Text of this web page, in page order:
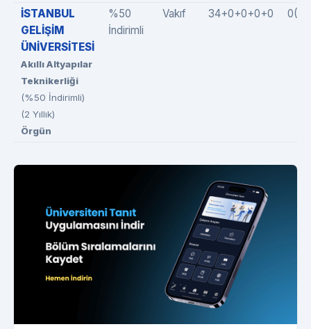
İSTANBUL
GELİŞİM
ÜNİVERSİTESİ
Akıllı Altyapılar
Teknikerliği
(%50 İndirimli)
(2 Yıllık)
Örgün
%50
İndirimli
Vakıf 34+0+0+0+0